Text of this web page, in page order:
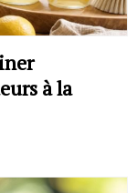
à la